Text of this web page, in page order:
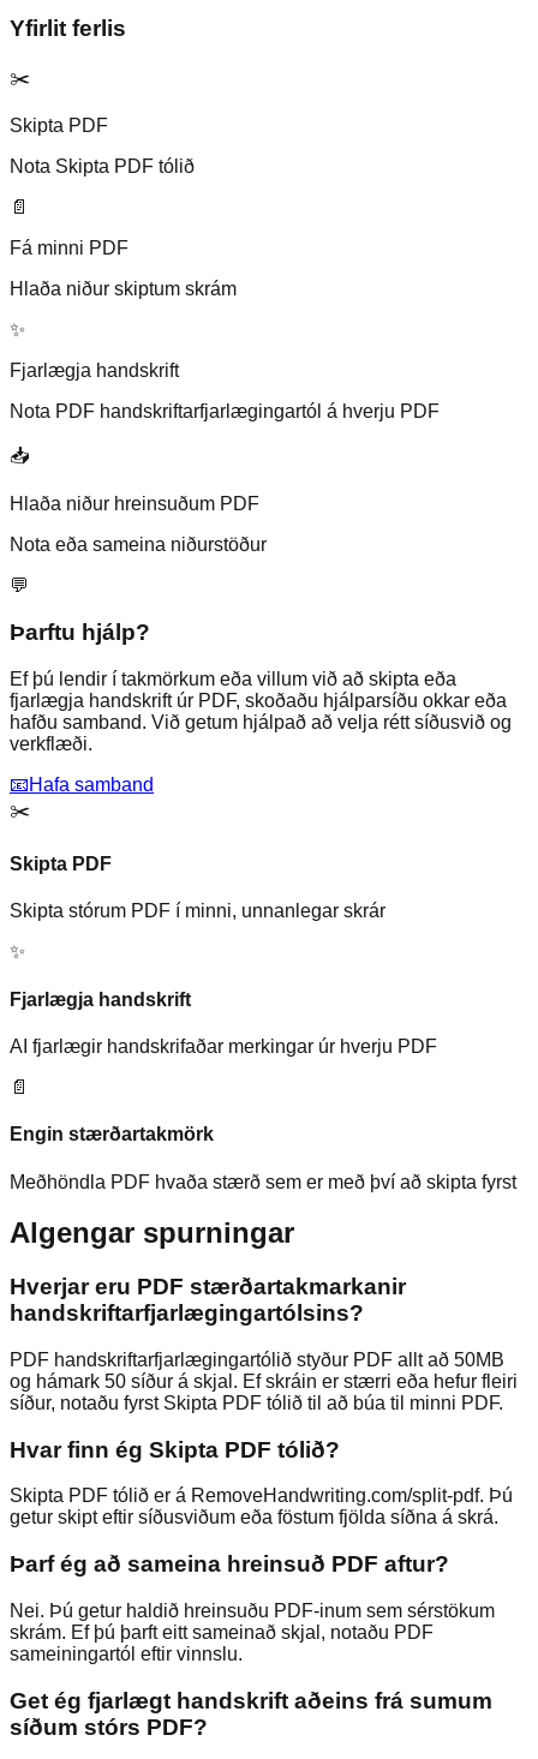
Yfirlit ferlis
✂️
Skipta PDF
Nota Skipta PDF tólið
📄
Fá minni PDF
Hlaða niður skiptum skrám
✨
Fjarlægja handskrift
Nota PDF handskriftarfjarlægingartól á hverju PDF
📥
Hlaða niður hreinsuðum PDF
Nota eða sameina niðurstöður
💬
Þarftu hjálp?
Ef þú lendir í takmörkum eða villum við að skipta eða
fjarlægja handskrift úr PDF, skoðaðu hjálparsíðu okkar eða
hafðu samband. Við getum hjálpað að velja rétt síðusvið og
verkflæði.
📧Hafa samband
✂️
Skipta PDF
Skipta stórum PDF í minni, unnanlegar skrár
✨
Fjarlægja handskrift
AI fjarlægir handskrifaðar merkingar úr hverju PDF
📄
Engin stærðartakmörk
Meðhöndla PDF hvaða stærð sem er með því að skipta fyrst
Algengar spurningar
Hverjar eru PDF stærðartakmarkanir
handskriftarfjarlægingartólsins?
PDF handskriftarfjarlægingartólið styður PDF allt að 50MB
og hámark 50 síður á skjal. Ef skráin er stærri eða hefur fleiri
síður, notaðu fyrst Skipta PDF tólið til að búa til minni PDF.
Hvar finn ég Skipta PDF tólið?
Skipta PDF tólið er á RemoveHandwriting.com/split-pdf. Þú
getur skipt eftir síðusviðum eða föstum fjölda síðna á skrá.
Þarf ég að sameina hreinsuð PDF aftur?
Nei. Þú getur haldið hreinsuðu PDF-inum sem sérstökum
skrám. Ef þú þarft eitt sameinað skjal, notaðu PDF
sameiningartól eftir vinnslu.
Get ég fjarlægt handskrift aðeins frá sumum
síðum stórs PDF?